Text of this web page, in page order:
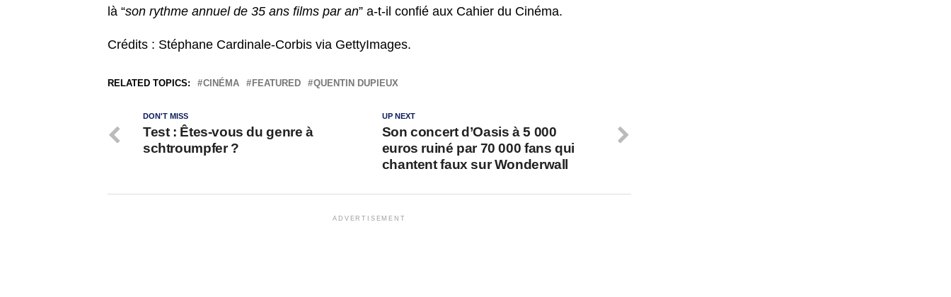
là “son rythme annuel de 35 ans films par an” a-t-il confié aux Cahier du Cinéma.
Crédits : Stéphane Cardinale-Corbis via GettyImages.
RELATED TOPICS: CINÉMA FEATURED QUENTIN DUPIEUX
UP NEXT
Son concert d’Oasis à 5 000
euros ruiné par 70 000 fans qui
chantent faux sur Wonderwall
DON'T MISS
Test : Êtes-vous du genre à
schtroumpfer ?
ADVERTISEMENT